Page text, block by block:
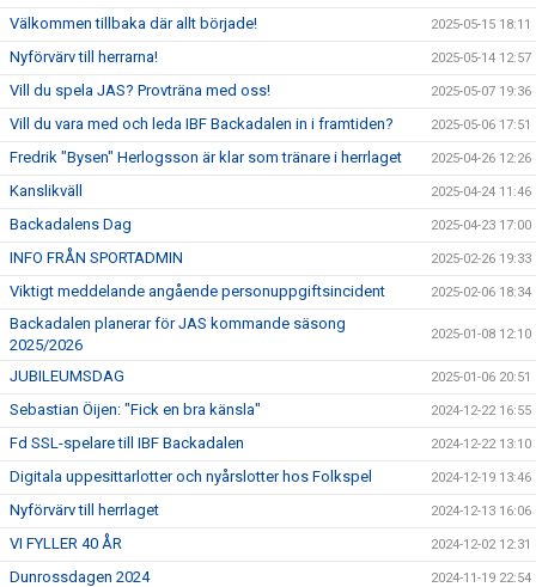
Välkommen tillbaka där allt började! 2025-05-15 18:11
Nyförvärv till herrarna! 2025-05-14 12:57
Vill du spela JAS? Provträna med oss! 2025-05-07 19:36
Vill du vara med och leda IBF Backadalen in i framtiden? 2025-05-06 17:51
Fredrik "Bysen" Herlogsson är klar som tränare i herrlaget 2025-04-26 12:26
Kanslikväll 2025-04-24 11:46
Backadalens Dag 2025-04-23 17:00
INFO FRÅN SPORTADMIN 2025-02-26 19:33
Viktigt meddelande angående personuppgiftsincident 2025-02-06 18:34
Backadalen planerar för JAS kommande säsong
2025/2026
2025-01-08 12:10
JUBILEUMSDAG 2025-01-06 20:51
Sebastian Öijen: "Fick en bra känsla" 2024-12-22 16:55
Fd SSL-spelare till IBF Backadalen 2024-12-22 13:10
Digitala uppesittarlotter och nyårslotter hos Folkspel 2024-12-19 13:46
Nyförvärv till herrlaget 2024-12-13 16:06
VI FYLLER 40 ÅR 2024-12-02 12:31
Dunrossdagen 2024 2024-11-19 22:54